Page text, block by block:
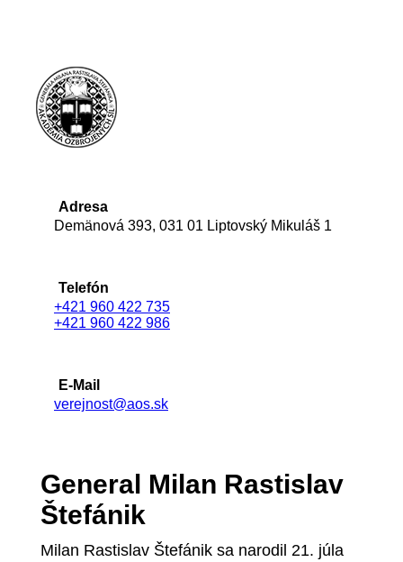
Adresa
Demänová 393, 031 01 Liptovský Mikuláš 1
Telefón
+421 960 422 735
+421 960 422 986
E-Mail
verejnost@aos.sk
General Milan Rastislav
Štefánik
Milan Rastislav Štefánik sa narodil 21. júla